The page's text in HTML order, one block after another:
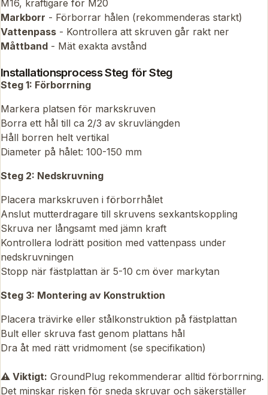
M16, kraftigare för M20
Markborr - Förborrar hålen (rekommenderas starkt)
Vattenpass - Kontrollera att skruven går rakt ner
Måttband - Mät exakta avstånd
Installationsprocess Steg för Steg
Steg 1: Förborrning
Markera platsen för markskruven
Borra ett hål till ca 2/3 av skruvlängden
Håll borren helt vertikal
Diameter på hålet: 100-150 mm
Steg 2: Nedskruvning
Placera markskruven i förborrhålet
Anslut mutterdragare till skruvens sexkantskoppling
Skruva ner långsamt med jämn kraft
Kontrollera lodrätt position med vattenpass under
nedskruvningen
Stopp när fästplattan är 5-10 cm över markytan
Steg 3: Montering av Konstruktion
Placera trävirke eller stålkonstruktion på fästplattan
Bult eller skruva fast genom plattans hål
Dra åt med rätt vridmoment (se specifikation)
⚠️ Viktigt: GroundPlug rekommenderar alltid förborrning.
Det minskar risken för sneda skruvar och säkerställer